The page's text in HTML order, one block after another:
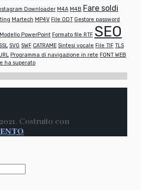
Downloader M4A M4B Fare soldi
Martech MP4V File ODT Gestore password
Modello PowerPoint Formato file RTF SEO
SVG SWF CATRAME Sintesi vocale File TIF TLS
Programma di navigazione in rete FONT WEB
ha superato
Costruito con